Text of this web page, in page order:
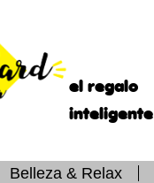
el regalo
inteligente
Belleza & Relax